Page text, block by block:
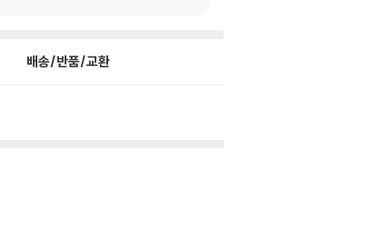
배송/반품/교환